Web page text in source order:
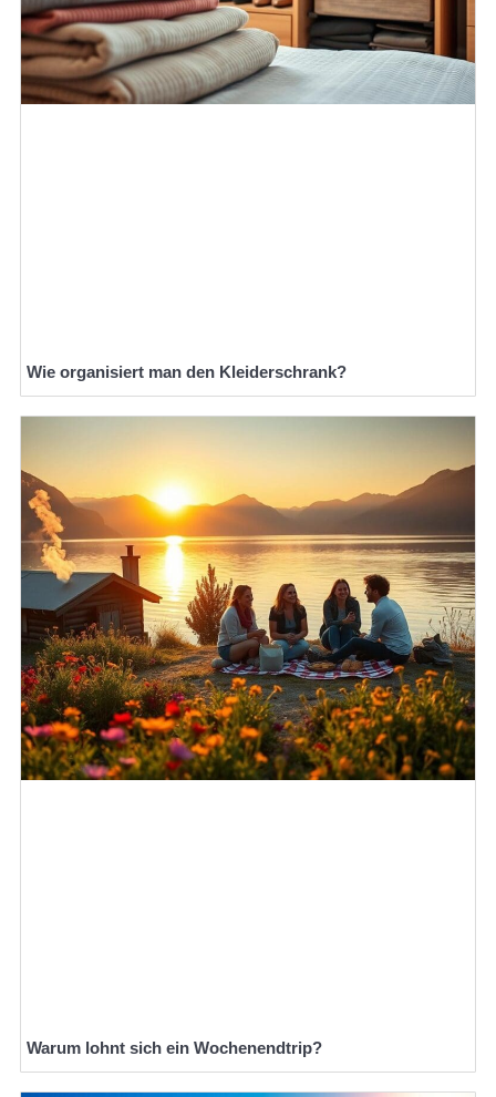
Wie organisiert man den Kleiderschrank?
Warum lohnt sich ein Wochenendtrip?